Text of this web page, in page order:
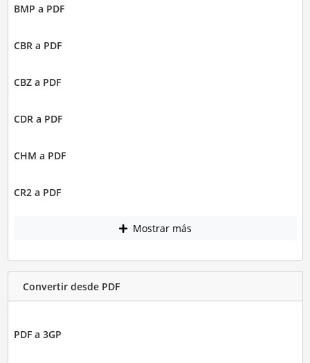
BMP a PDF
CBR a PDF
CBZ a PDF
CDR a PDF
CHM a PDF
CR2 a PDF
Mostrar más
Convertir desde PDF
PDF a 3GP